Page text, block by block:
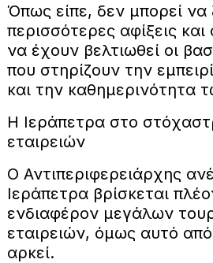
Όπως είπε, δεν μπορεί να
περισσότερες αφίξεις
να έχουν βελτιωθεί οι
που στηρίζουν την
και την καθημερινότητα
Η Ιεράπετρα στο
εταιρειών
Ο Αντιπεριφερειάρχης
Ιεράπετρα βρίσκεται
ενδιαφέρον μεγάλων
εταιρειών, όμως αυτό
αρκεί.